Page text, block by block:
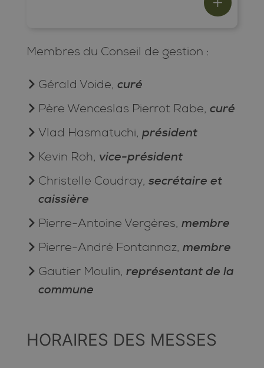
Membres du Conseil de gestion :
Gérald Voide, curé
Père Wenceslas Pierrot Rabe, curé
Vlad Hasmatuchi, président
Kevin Roh, vice-président
Christelle Coudray, secrétaire et
caissière
Pierre-Antoine Vergères, membre
Pierre-André Fontannaz, membre
Gautier Moulin, représentant de la
commune
HORAIRES DES MESSES